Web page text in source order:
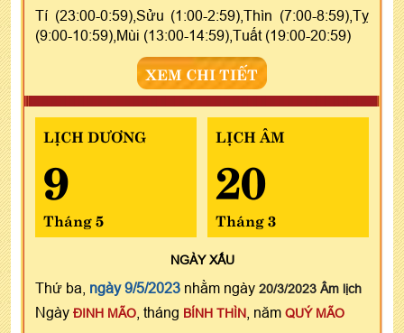
Tí (23:00-0:59),Sửu (1:00-2:59),Thìn (7:00-8:59),Tỵ
(9:00-10:59),Mùi (13:00-14:59),Tuất (19:00-20:59)
XEM CHI TIẾT
LỊCH DƯƠNG
9
Tháng 5
LỊCH ÂM
20
Tháng 3
NGÀYXẤU
Thứ ba, ngày 9/5/2023 nhằm ngày 20/3/2023 Âm lịch
Ngày ĐINH MÃO , tháng BÍNH THÌN , năm QUÝ MÃO